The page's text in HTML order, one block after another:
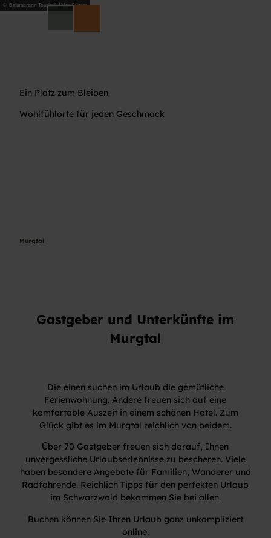
© Baiersbronn Touristik / Max Günter
Ein Platz zum Bleiben
Wohlfühlorte für jeden Geschmack
Murgtal
Gastgeber und Unterkünfte im
Murgtal
Die einen suchen im Urlaub die gemütliche
Ferienwohnung. Andere freuen sich auf eine
komfortable Auszeit in einem schönen Hotel. Zum
Glück gibt es im Murgtal reichlich von beidem.
Über 70 Gastgeber freuen sich darauf, Ihnen
unvergessliche Urlaubserlebnisse zu bescheren. Viele
haben besondere Angebote für Familien, Wanderer und
Radfahrende. Reichlich Tipps für den perfekten Urlaub
im Schwarzwald bekommen Sie bei allen.
Buchen können Sie Ihren Urlaub ganz unkompliziert
online.